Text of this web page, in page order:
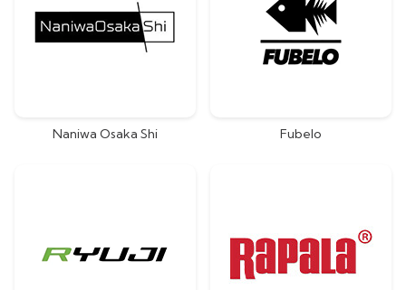
Naniwa Osaka Shi Fubelo